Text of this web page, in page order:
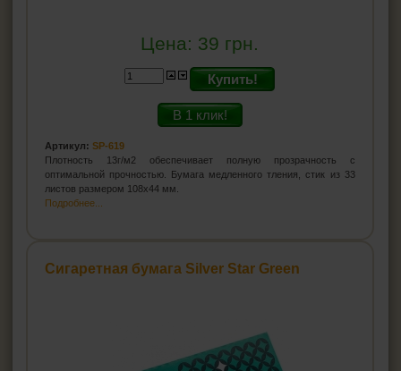
Цена: 39 грн.
Купить!
В 1 клик!
Артикул: SP-619
Плотность 13г/м2 обеспечивает полную прозрачность с
оптимальной прочностью. Бумага медленного тления, стик из 33
листов размером 108x44 мм.
Подробнее...
Сигаретная бумага Silver Star Green